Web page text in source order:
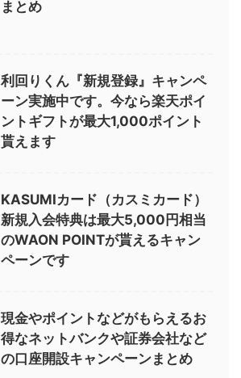
まとめ
利回りくん『新規登録』キャンペ
ーン実施中です。今なら楽天ポイ
ントギフトが最大1,000ポイント
貰えます
KASUMIカード（カスミカード）
新規入会特典は最大5,000円相当
のWAON POINTが貰えるキャン
ペーンです
現金やポイントなどがもらえるお
得なネットバンクや証券会社など
の口座開設キャンペーンまとめ